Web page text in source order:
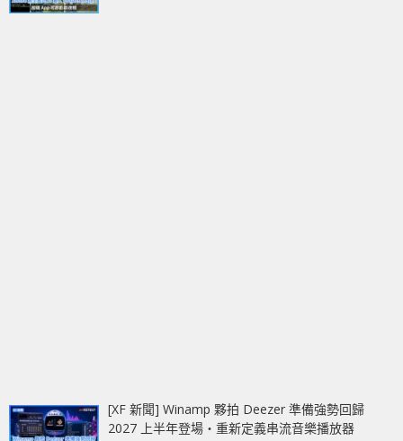
[XF 新聞] Winamp 夥拍 Deezer 準備強勢回歸
2027 上半年登場‧重新定義串流音樂播放器